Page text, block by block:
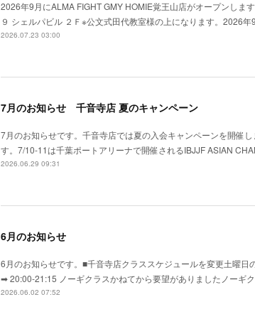
2026年9月にALMA FIGHT GMY HOMIE覚王山店がオープンしま
９ シェルパビル ２Ｆ※公文式田代教室様の上になります。2026
2026.07.23 03:00
7月のお知らせ 千音寺店 夏のキャンペーン
7月のお知らせです。千音寺店では夏の入会キャンペーンを開催
す。7/10-11は千葉ポートアリーナで開催されるIBJJF ASIAN
2026.06.29 09:31
6月のお知らせ
6月のお知らせです。■千音寺店クラススケジュールを変更土曜
➡ 20:00-21:15 ノーギクラスかねてから要望がありましたノーギ
2026.06.02 07:52